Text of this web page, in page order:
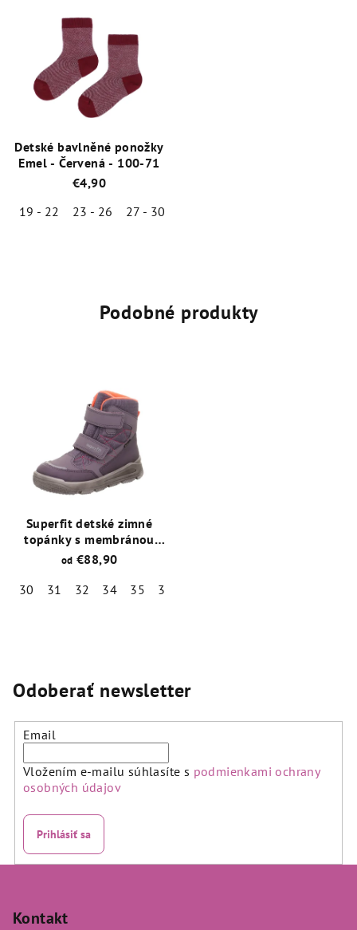
Detské bavlněné ponožky
Emel - Červená - 100-71
€4,90
19 - 22
23 - 26
27 - 30
5,0Podobné produkty
Superfit detské zimné
topánky s membránou
GORE-TEX® MARS 1-
od €88,90
30
31 32 34 35
38
5,0
z
Odoberať newsletter
Email
Vložením e-mailu súhlasíte s podmienkami ochrany
osobných údajov
Prihlásiť sa
Kontakt